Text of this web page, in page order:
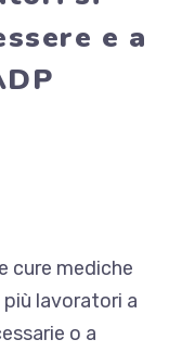
e a
cure mediche
lavoratori a
o a